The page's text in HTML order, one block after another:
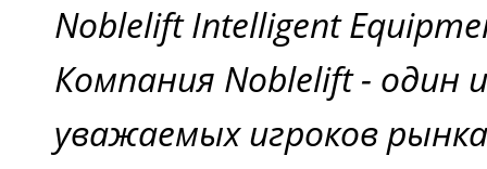
Noblelift Intelligent
Компания Noblelift - один
уважаемых игроков